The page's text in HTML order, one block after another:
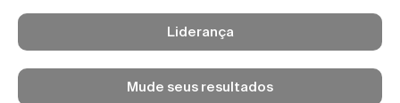
Liderança
Mude seus resultados